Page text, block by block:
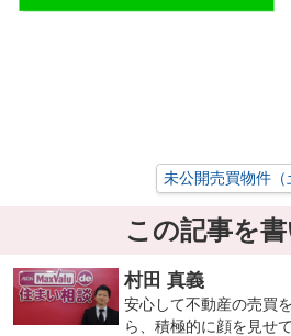
未公開売買物件（
この記事を
村田 真義
安心して不動産の売買
ら、積極的に顔を見せ